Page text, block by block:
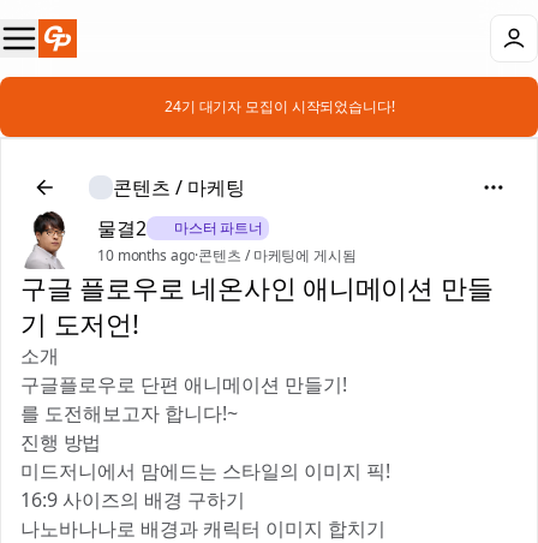
📣 24기 대기자 모집이 시작되었습니다!
콘텐츠 / 마케팅
물결2
🎖️ 마스터 파트너
10 months ago·콘텐츠 / 마케팅에 게시됨
구글 플로우로 네온사인 애니메이션 만들
기 도저언!
소개
구글플로우로 단편 애니메이션 만들기!
를 도전해보고자 합니다!~
진행 방법
미드저니에서 맘에드는 스타일의 이미지 픽!
16:9 사이즈의 배경 구하기
나노바나나로 배경과 캐릭터 이미지 합치기